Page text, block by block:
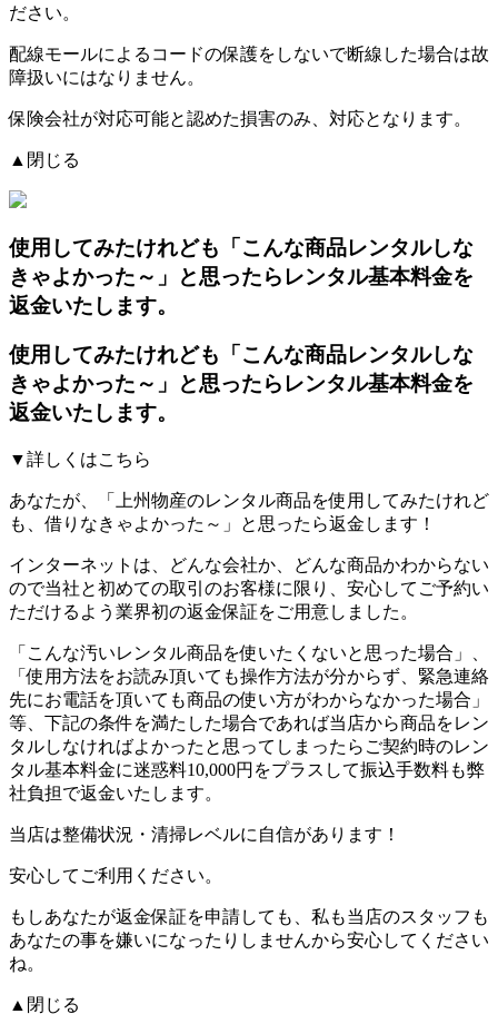
ださい。
配線モールによるコードの保護をしないで断線した場合は故
障扱いにはなりません。
保険会社が対応可能と認めた損害のみ、対応となります。
▲閉じる
使用してみたけれども「こんな商品レンタルしな
きゃよかった～」と思ったらレンタル基本料金を
返金いたします。
使用してみたけれども「こんな商品レンタルしな
きゃよかった～」と思ったらレンタル基本料金を
返金いたします。
▼詳しくはこちら
あなたが、「上州物産のレンタル商品を使用してみたけれど
も、借りなきゃよかった～」と思ったら返金します！
インターネットは、どんな会社か、どんな商品かわからない
ので当社と初めての取引のお客様に限り、安心してご予約い
ただけるよう業界初の返金保証をご用意しました。
「こんな汚いレンタル商品を使いたくないと思った場合」、
「使用方法をお読み頂いても操作方法が分からず、緊急連絡
先にお電話を頂いても商品の使い方がわからなかった場合」
等、下記の条件を満たした場合であれば当店から商品をレン
タルしなければよかったと思ってしまったらご契約時のレン
タル基本料金に迷惑料10,000円をプラスして振込手数料も弊
社負担で返金いたします。
当店は整備状況・清掃レベルに自信があります！
安心してご利用ください。
もしあなたが返金保証を申請しても、私も当店のスタッフも
あなたの事を嫌いになったりしませんから安心してください
ね。
▲閉じる